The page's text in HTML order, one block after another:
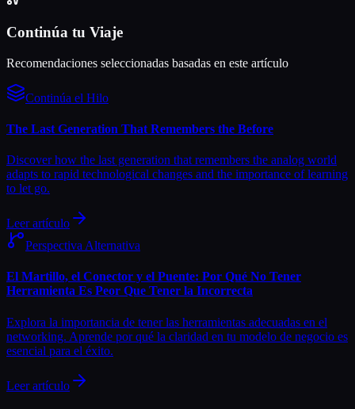
Continúa tu Viaje
Recomendaciones seleccionadas basadas en este artículo
Continúa el Hilo
The Last Generation That Remembers the Before
Discover how the last generation that remembers the analog world
adapts to rapid technological changes and the importance of learning
to let go.
Leer artículo
Perspectiva Alternativa
El Martillo, el Conector y el Puente: Por Qué No Tener
Herramienta Es Peor Que Tener la Incorrecta
Explora la importancia de tener las herramientas adecuadas en el
networking. Aprende por qué la claridad en tu modelo de negocio es
esencial para el éxito.
Leer artículo